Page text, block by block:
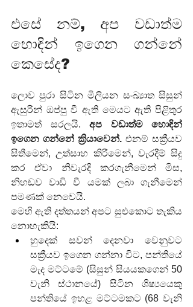
එසේ නම්, අප වඩාත්ම
හොඳින් ඉගෙන ගන්නේ
කෙසේද?
ලොව පුරා සිටින මිලියන සංඛ්‍යාත සිසුන්
ඇසුරින් ඔප්පු වී ඇති මෙයට ඇති පිළිතුර
ඉතාමත් සරලයි. අප වඩාත්ම හොඳින්
ඉගෙන ගන්නේ ක්‍රියාවෙන්. එනම් සක්‍රීයව
සිතීමෙන්, උත්සාහ කිරීමෙන්, වැරදීම් සිදු
කර ඒවා නිවැරදි කරගැනීමෙන් මිස,
නිහඬව වාඩි වී යමක් ලබා ගැනීමෙන්
පමණක් නෙවෙයි.
මෙහි ඇති දත්තයන් අපට සුළුකොට තැකිය
නොහැකියි:
හුදෙක් සවන් දෙනවා වෙනුවට
සක්‍රීයව ඉගෙන ගන්නා විට, පන්තියේ
මැද මට්ටමේ (සිසුන් සියයකගෙන් 50
වැනි ස්ථානයේ) සිටින ශිෂ්‍යයෙකු
පන්තියේ ඉහළ මට්ටමකට (68 වැනි